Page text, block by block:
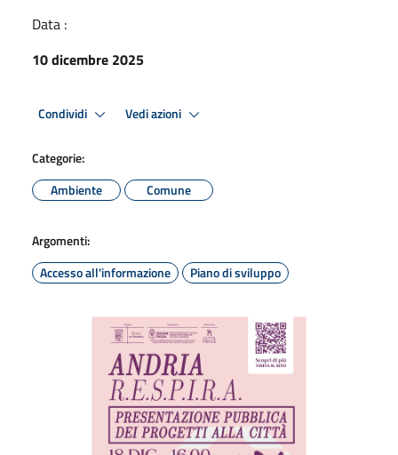
Data :
10 dicembre 2025
Condividi Vedi azioni
Categorie:
Ambiente
Comune
Argomenti:
Accesso all'informazione
Piano di sviluppo